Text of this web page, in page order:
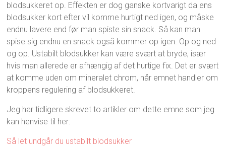
blodsukkeret op. Effekten er dog ganske kortvarigt da ens
blodsukker kort efter vil komme hurtigt ned igen, og måske
endnu lavere end før man spiste sin snack. Så kan man
spise sig endnu en snack også kommer op igen. Op og ned
og op. Ustabilt blodsukker kan være svært at bryde, især
hvis man allerede er afhængig af det hurtige fix. Det er svært
at komme uden om mineralet chrom, når emnet handler om
kroppens regulering af blodsukkeret.
Jeg har tidligere skrevet to artikler om dette emne som jeg
kan henvise til her:
Så let undgår du ustabilt blodsukker